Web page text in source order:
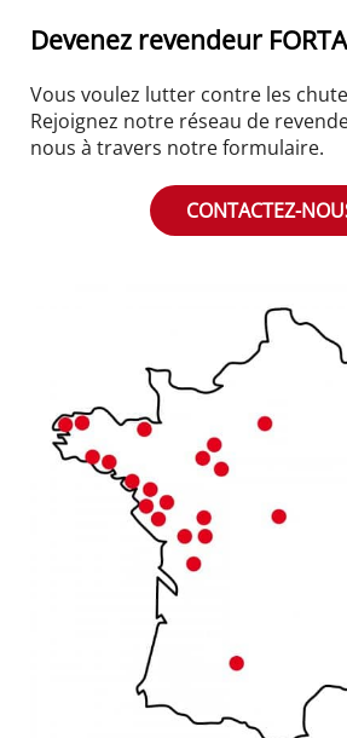
Devenez revendeur
Vous voulez lutter contre les
Rejoignez notre réseau de
nous à travers notre formulaire.
CONTACTEZ-